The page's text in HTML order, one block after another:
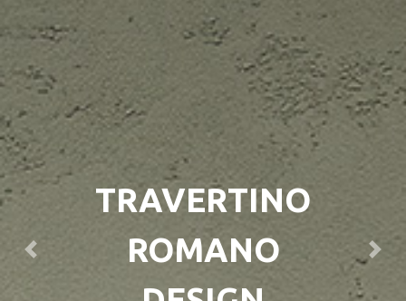
TRAVERTINO
ROMANO
Previous Next